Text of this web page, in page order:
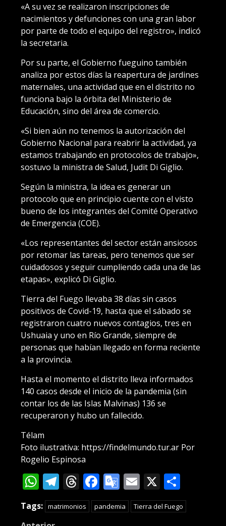
«A su vez se realizaron inscripciones de
nacimientos y defunciones con una gran labor
por parte de todo el equipo del registro», indicó
la secretaria.
Por su parte, el Gobierno fueguino también
analiza por estos días la reapertura de jardines
maternales, una actividad que en el distrito no
funciona bajo la órbita del Ministerio de
Educación, sino del área de comercio.
«Si bien aún no tenemos la autorización del
Gobierno Nacional para reabrir la actividad, ya
estamos trabajando en protocolos de trabajo»,
sostuvo la ministra de Salud, Judit Di Giglio.
Según la ministra, la idea es generar un
protocolo que en principio cuente con el visto
bueno de los integrantes del Comité Operativo
de Emergencia (COE).
«Los representantes del sector están ansiosos
por retomar las tareas, pero tenemos que ser
cuidadosos y seguir cumpliendo cada una de las
etapas», explicó Di Giglio.
Tierra del Fuego llevaba 38 días sin casos
positivos de Covid-19, hasta que el sábado se
registraron cuatro nuevos contagios, tres en
Ushuaia y uno en Río Grande, siempre de
personas que habían llegado en forma reciente
a la provincia.
Hasta el momento el distrito lleva informados
140 casos desde el inicio de la pandemia (sin
contar los de las Islas Malvinas) 136 se
recuperaron y hubo un fallecido.
Télam
Foto ilustrativa: https://findelmundo.tur.ar Por
Rogelio Espinosa
WhatsApp
Telegram
Threads
Facebook
Google
Translate
Email
X
Tags: matrimonios pandemia Tierra del Fuego